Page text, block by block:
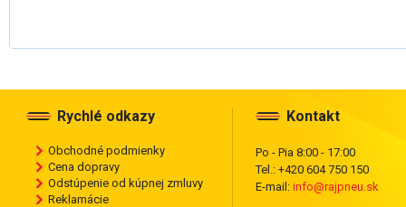
Rychlé odkazy
Obchodné podmienky
Cena dopravy
Odstúpenie od kúpnej zmluvy
Reklamácie
Kontakt
Po - Pia 8:00 - 17:00
Tel.: +420 604 750 150
E-mail: info@rajpneu.sk